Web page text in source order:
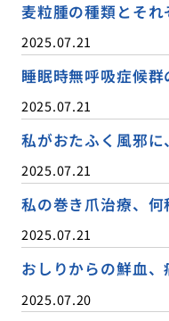
麦粒腫の種類とそ
2025.07.21
睡眠時無呼吸症候
2025.07.21
私がおたふく風邪
2025.07.21
私の巻き爪治療、
2025.07.21
おしりからの鮮血
2025.07.20